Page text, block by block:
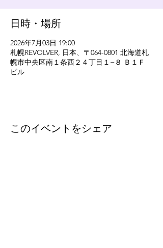
日時・場所
2026年7月03日 19:00
札幌REVOLVER, 日本、〒064-0801 北海道札
幌市中央区南１条西２４丁目１−８ Ｂ１Ｆ
ビル
このイベントをシェア